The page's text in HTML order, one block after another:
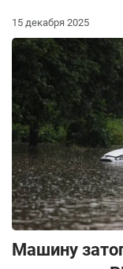
15 декабря 2025
Машину